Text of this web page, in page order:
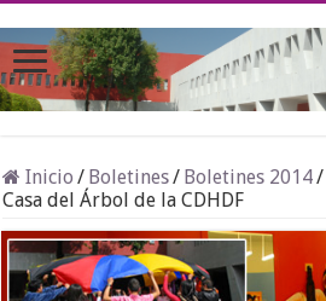
Inicio / Boletines/ Boletines 2014/
Casa del Árbol de la CDHDF